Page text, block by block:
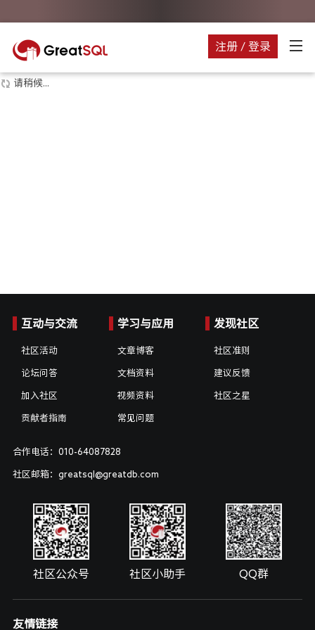
注册 / 登录
请稍候...
互动与交流
社区活动
论坛问答
加入社区
贡献者指南
学习与应用
文章博客
文档资料
视频资料
常见问题
发现社区
社区准则
建议反馈
社区之星
合作电话：010-64087828
社区邮箱：greatsql@greatdb.com
社区公众号 社区小助手 QQ群
友情链接